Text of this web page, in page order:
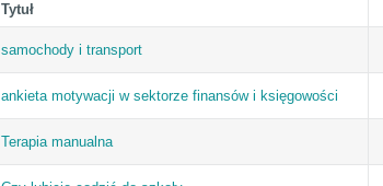
Tytuł
samochody i transport
ankieta motywacji w sektorze finansów i księgowości
Terapia manualna